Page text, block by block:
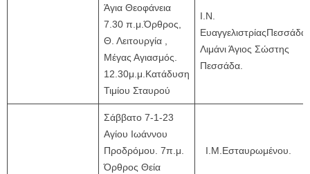
Άγια Θεοφάνεια
7.30 π.μ.Όρθρος,
Θ. Λειτουργία ,
Μέγας Αγιασμός.
12.30μ.μ.Κατάδυση
Τιμίου Σταυρού
Ι.Ν.
Λιμάνι Άγιος Σώστης
Πεσσάδα.
Σάββατο 7-1-23
Αγίου Ιωάννου
Προδρόμου. 7π.μ.
Όρθρος Θεία
Ι.Μ.Εσταυρωμένου.